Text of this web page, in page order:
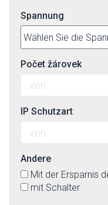
Spannung
Počet žárovek
IP Schutzart
Andere
Mit der Ersparnis
mit Schalter